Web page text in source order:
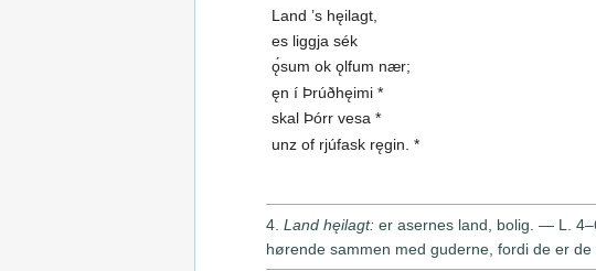
Land ’s hęilagt,
es liggja sék
ǫ́sum ok ǫlfum nær;
ęn í Þrúðhęimi *
skal Þórr vesa *
unz of rjúfask ręgin. *
4. Land hęilagt: er asernes land, bolig. — L.
hørende sammen med guderne, fordi de er